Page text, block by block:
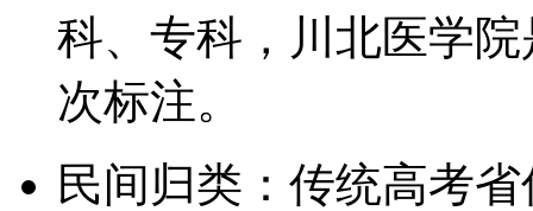
科、专科，川北医学
次标注。
民间归类：传统高考